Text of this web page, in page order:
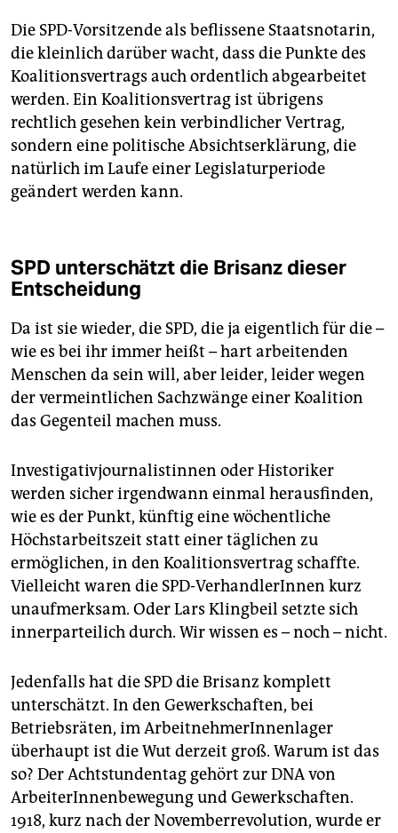
Die SPD-Vorsitzende als beflissene Staatsnotarin,
die kleinlich darüber wacht, dass die Punkte des
Koalitionsvertrags auch ordentlich abgearbeitet
werden. Ein Koalitionsvertrag ist übrigens
rechtlich gesehen kein verbindlicher Vertrag,
sondern eine politische Absichtserklärung, die
natürlich im Laufe einer Legislaturperiode
geändert werden kann.
SPD unterschätzt die Brisanz dieser
Entscheidung
Da ist sie wieder, die SPD, die ja eigentlich für die –
wie es bei ihr immer heißt – hart arbeitenden
Menschen da sein will, aber leider, leider wegen
der vermeintlichen Sachzwänge einer Koalition
das Gegenteil machen muss.
Investigativjournalistinnen oder Historiker
werden sicher irgendwann einmal herausfinden,
wie es der Punkt, künftig eine wöchentliche
Höchstarbeitszeit statt einer täglichen zu
ermöglichen, in den Koalitionsvertrag schaffte.
Vielleicht waren die SPD-VerhandlerInnen kurz
unaufmerksam. Oder Lars Klingbeil setzte sich
innerparteilich durch. Wir wissen es – noch – nicht.
Jedenfalls hat die SPD die Brisanz komplett
unterschätzt. In den Gewerkschaften, bei
Betriebsräten, im ArbeitnehmerInnenlager
überhaupt ist die Wut derzeit groß. Warum ist das
so? Der Achtstundentag gehört zur DNA von
ArbeiterInnenbewegung und Gewerkschaften.
1918, kurz nach der Novemberrevolution, wurde er